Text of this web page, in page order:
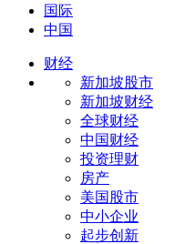
国际
中国
财经
新加坡股市
新加坡财经
全球财经
中国财经
投资理财
房产
美国股市
中小企业
起步创新